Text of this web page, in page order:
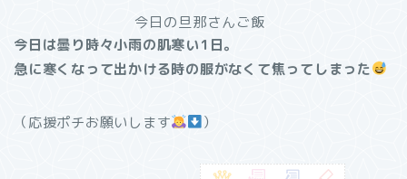
今日の旦那さんご飯
今日は曇り時々小雨の肌寒い1日。
急に寒くなって出かける時の服がなくて焦ってしまった
（応援ポチお願いします ）